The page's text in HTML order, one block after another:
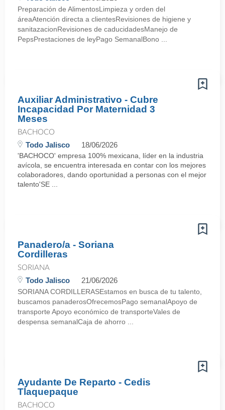
Preparación de AlimentosLimpieza y orden del
áreaAtención directa a clientesRevisiones de higiene y
sanitazacionRevisiones de caducidadesManejo de
PepsPrestaciones de leyPago SemanalBono ...
Auxiliar Administrativo - Cubre
Incapacidad Por Maternidad 3
Meses
BACHOCO
Todo Jalisco 18/06/2026
'BACHOCO' empresa 100% mexicana, líder en la industria
avícola, se encuentra interesada en contar con los mejores
colaboradores, dando oportunidad a personas con el mejor
talento'SE ...
Panadero/a - Soriana
Cordilleras
SORIANA
Todo Jalisco 21/06/2026
SORIANA CORDILLERASEstamos en busca de tu talento,
buscamos panaderosOfrecemosPago semanalApoyo de
transporte Apoyo económico de transporteVales de
despensa semanalCaja de ahorro ...
Ayudante De Reparto - Cedis
Tlaquepaque
BACHOCO